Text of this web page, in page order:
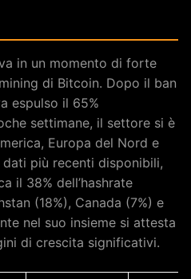
in un momento di forte
di Bitcoin. Dopo il ban
espulso il 65%
settimane, il settore si è
Europa del Nord e
più recenti disponibili,
il 38% dell’hashrate
(18%), Canada (7%) e
nel suo insieme si attesta
di crescita significativi.